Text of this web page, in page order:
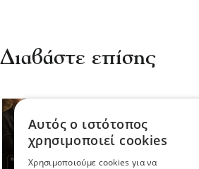
Διαβάστε επίσης
Η Ηράκλεια
04 Αυγ 2026, 19:06
Αυτός ο ιστότοπος
χρησιμοποιεί cookies
Χρησιμοποιούμε cookies για να